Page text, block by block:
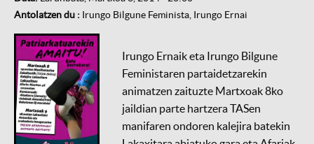
Antolatzen du : Irungo Bilgune Feminista, Irungo Ernai
Irungo Ernaik eta Irungo Bilgune
Feministaren partaidetzarekin
animatzen zaituzte Martxoak 8ko
jaildian parte hartzera TASen
manifaren ondoren kalejira batekin